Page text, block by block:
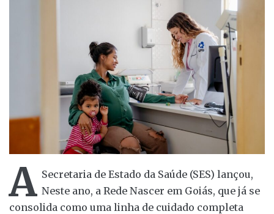
A Secretaria de Estado da Saúde (SES) lançou,
Neste ano, a Rede Nascer em Goiás, que já se
consolida como uma linha de cuidado completa